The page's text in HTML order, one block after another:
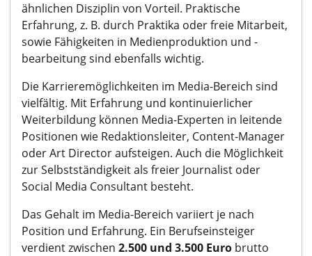
ähnlichen Disziplin von Vorteil. Praktische
Erfahrung, z. B. durch Praktika oder freie Mitarbeit,
sowie Fähigkeiten in Medienproduktion und -
bearbeitung sind ebenfalls wichtig.
Die Karrieremöglichkeiten im Media-Bereich sind
vielfältig. Mit Erfahrung und kontinuierlicher
Weiterbildung können Media-Experten in leitende
Positionen wie Redaktionsleiter, Content-Manager
oder Art Director aufsteigen. Auch die Möglichkeit
zur Selbstständigkeit als freier Journalist oder
Social Media Consultant besteht.
Das Gehalt im Media-Bereich variiert je nach
Position und Erfahrung. Ein Berufseinsteiger
verdient zwischen 2.500 und 3.500 Euro brutto